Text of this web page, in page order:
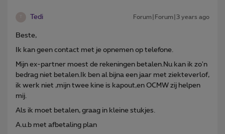
Tedi Forum|Forum|3 years ago
Beste,
Ik kan geen contact met je opnemen op telefone.
Mijn ex-partner moest de rekeningen betalen.Nu kan ik zo'n
bedrag niet betalen.Ik ben al bijna een jaar met ziekteverlof,
ik werk niet ,mijn twee kine is kapout,en OCMW zij helpen
mij.
Als ik moet betalen, graag in kleine stukjes.
A.u.b met afbetaling plan